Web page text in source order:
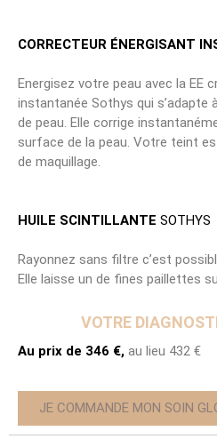
CORRECTEUR ÉNERGISANT
Energisez votre peau avec la EE
instantanée Sothys qui
de peau. Elle corrige
surface de la peau. Votre teint
de maquillage.
HUILE SCINTILLANTE SOTHYS
Rayonnez sans filtre c’est
Elle laisse un de fines paillettes
VOTRE
Au prix de 346 €, au lieu 432 €
JE COMMANDE MON SOIN